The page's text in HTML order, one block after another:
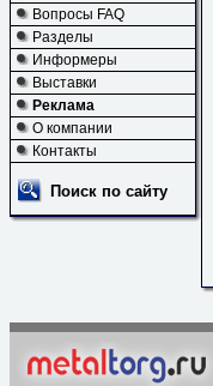
Вопросы FAQ
Разделы
Информеры
Выставки
Реклама
О компании
Контакты
Поиск по сайту